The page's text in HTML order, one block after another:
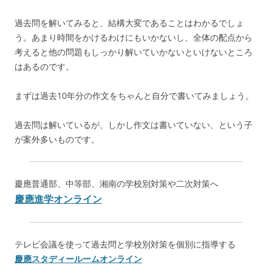
過去問を解いてみると、結構大変であることはわかるでしょ
う。あまり時間をかけるわけにもいかないし、全体の配点から
考えると他の問題もしっかり解いていかないといけないところ
はあるのです。
まずは過去10年分の作文をちゃんと自分で書いてみましょう。
過去問は解いているが、しかし作文は書いていない、という子
が案外多いものです。
慶應普通部、中等部、湘南の学校別対策や二次対策へ
慶應進学オンライン
テレビ会議を使って過去問と学校別対策を個別に指導する
慶應スタディールームオンライン